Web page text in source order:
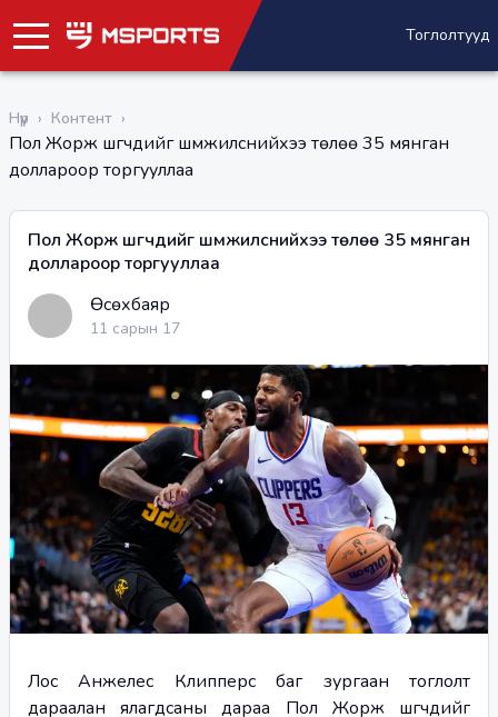
Тоглолтууд
Нүүр › Контент ›
Пол Жорж шүүгчдийг шүүмжилснийхээ төлөө 35 мянган
доллароор торгууллаа
Пол Жорж шүүгчдийг шүүмжилснийхээ төлөө 35 мянган
доллароор торгууллаа
Өсөхбаяр
11 сарын 17
Лос Анжелес Клипперс баг зургаан тоглолт
дараалан ялагдсаны дараа Пол Жорж шүүгчдийг